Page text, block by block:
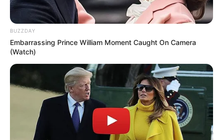
BUZZDAY
Embarrassing Prince William Moment Caught On Camera
(Watch)